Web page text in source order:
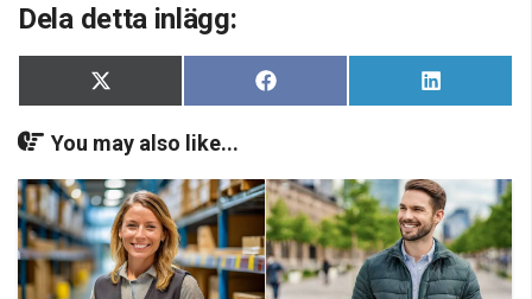
Dela detta inlägg:
Dela
på
X
(Twitter)
Dela
på
Facebook
Dela
på
LinkedIn
You may also like...